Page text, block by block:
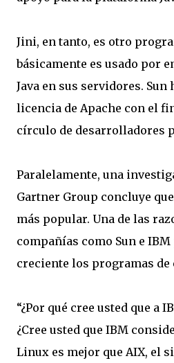
Jini, en tanto, es otro
básicamente es usado por
Java en sus servidores. Sun
licencia de Apache con el
círculo de desarrolladores
Paralelamente, una
Gartner Group concluye
más popular. Una de las
compañías como Sun e
creciente los programas de
“¿Por qué cree usted que a
¿Cree usted que IBM
Linux es mejor que AIX, el